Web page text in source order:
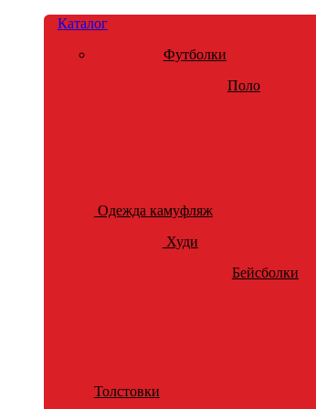
Каталог
Футболки
Поло
Одежда камуфляж
Худи
Бейсболки
Толстовки